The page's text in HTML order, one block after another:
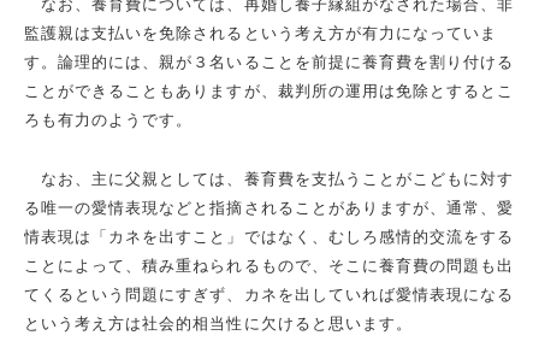
なお、養育費については、再婚し養子縁組がなされた場合、非
監護親は支払いを免除されるという考え方が有力になっていま
す。論理的には、親が３名いることを前提に養育費を割り付ける
ことができることもありますが、裁判所の運用は免除とするとこ
ろも有力のようです。
なお、主に父親としては、養育費を支払うことがこどもに対す
る唯一の愛情表現などと指摘されることがありますが、通常、愛
情表現は「カネを出すこと」ではなく、むしろ感情的交流をする
ことによって、積み重ねられるもので、そこに養育費の問題も出
てくるという問題にすぎず、カネを出していれば愛情表現になる
という考え方は社会的相当性に欠けると思います。